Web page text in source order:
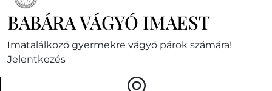
BABÁRA VÁGYÓ IMAEST
Imatalálkozó gyermekre vágyó párok számára!
Jelentkezés